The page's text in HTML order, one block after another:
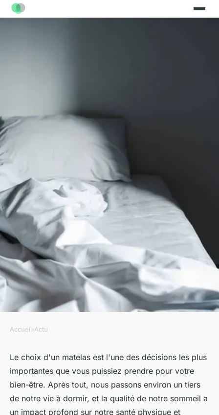
Quels sont les critères pour
choisir un bon matelas ?
sébastienne• 20 septembre 2023•3 min de lecture
Accueil›Actu
Le choix d'un matelas est l'une des décisions les plus
importantes que vous puissiez prendre pour votre
bien-être. Après tout, nous passons environ un tiers
de notre vie à dormir, et la qualité de notre sommeil a
un impact profond sur notre santé physique et